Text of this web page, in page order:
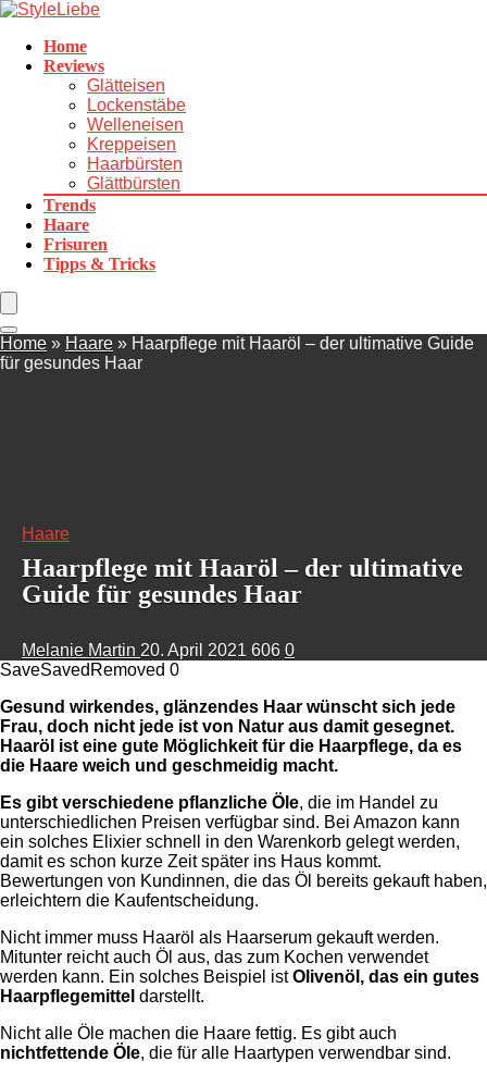
Home
Reviews
Glätteisen
Lockenstäbe
Welleneisen
Kreppeisen
Haarbürsten
Glättbürsten
Trends
Haare
Frisuren
Tipps & Tricks
Home » Haare » Haarpflege mit Haaröl – der ultimative Guide
für gesundes Haar
Haare
Haarpflege mit Haaröl – der ultimative
Guide für gesundes Haar
Melanie Martin 20. April 2021 606 0
SaveSaved Removed 0
Gesund wirkendes, glänzendes Haar wünscht sich jede
Frau, doch nicht jede ist von Natur aus damit gesegnet.
Haaröl ist eine gute Möglichkeit für die Haarpflege, da es
die Haare weich und geschmeidig macht.
Es gibt verschiedene pflanzliche Öle, die im Handel zu
unterschiedlichen Preisen verfügbar sind. Bei Amazon kann
ein solches Elixier schnell in den Warenkorb gelegt werden,
damit es schon kurze Zeit später ins Haus kommt.
Bewertungen von Kundinnen, die das Öl bereits gekauft haben,
erleichtern die Kaufentscheidung.
Nicht immer muss Haaröl als Haarserum gekauft werden.
Mitunter reicht auch Öl aus, das zum Kochen verwendet
werden kann. Ein solches Beispiel istOlivenöl, das ein gutes
Haarpflegemittel darstellt.
Nicht alle Öle machen die Haare fettig. Es gibt auch
nichtfettende Öle, die für alle Haartypen verwendbar sind.